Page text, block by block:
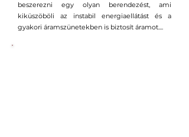
beszerezni egy olyan berendezést, ami
kiküszöböli az instabil energiaellátást és a
gyakori áramszünetekben is biztosít áramot....